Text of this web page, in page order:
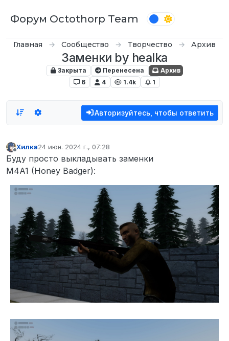
Форум Octothorp Team
Главная Сообщество Творчество Архив
Заменки by healka
Закрыта Перенесена
Архив
6
4 1.4k 1
Авторизуйтесь, чтобы ответить
Хилка24 июн. 2024 г., 07:28
отредактировано
Буду просто выкладывать заменки
M4A1 (Honey Badger):